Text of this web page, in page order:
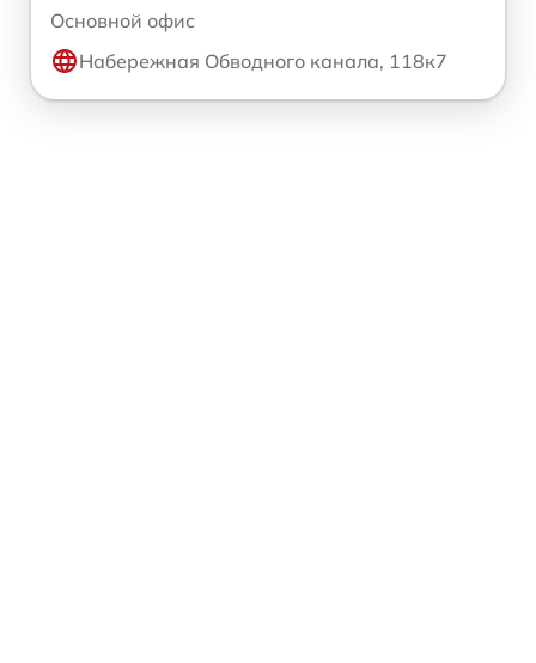
Основной офис
Набережная Обводного канала, 118к7